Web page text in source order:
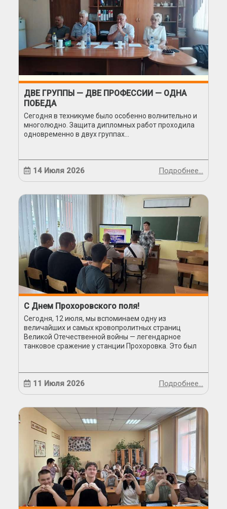
ДВЕ ГРУППЫ — ДВЕ ПРОФЕССИИ — ОДНА
ПОБЕДА
Сегодня в техникуме было особенно волнительно и
многолюдно. Защита дипломных работ проходила
одновременно в двух группах...
14 Июля 2026 Подробнее…
С Днем Прохоровского поля!
Сегодня, 12 июля, мы вспоминаем одну из
величайших и самых кровопролитных страниц
Великой Отечественной войны — легендарное
танковое сражение у станции Прохоровка. Это был
11 Июля 2026 Подробнее…